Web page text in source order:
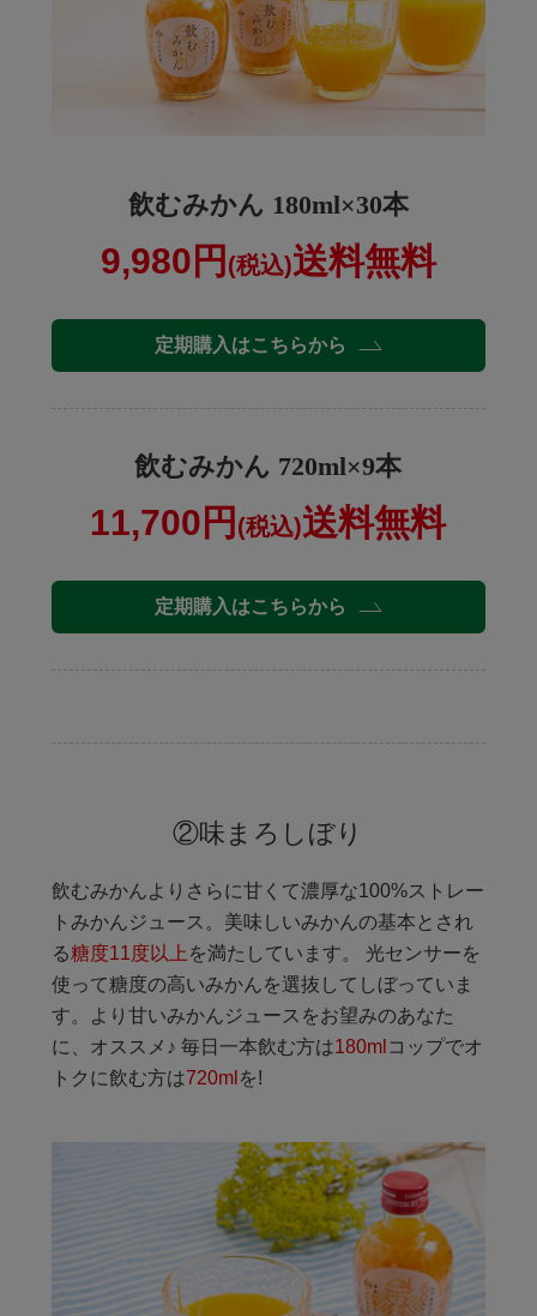
飲むみかん 180ml×30本
9,980円 (税込)送料無料
定期購入はこちらから
飲むみかん 720ml×9本
11,700円 (税込)送料無料
定期購入はこちらから
②味まろしぼり
飲むみかんよりさらに甘くて濃厚な100%ストレー
トみかんジュース。美味しいみかんの基本とされ
る糖度11度以上を満たしています。 光センサーを
使って糖度の高いみかんを選抜してしぼっていま
す。より甘いみかんジュースをお望みのあなた
に、オススメ♪ 毎日一本飲む方は180ml コップでオ
トクに飲む方は720ml を!